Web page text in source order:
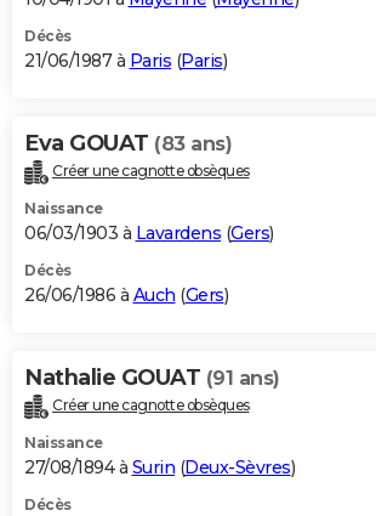
Décès
21/06/1987 à Paris (Paris)
Eva GOUAT (83 ans)
Créer une cagnotte obsèques
Naissance
06/03/1903 à Lavardens (Gers)
Décès
26/06/1986 à Auch (Gers)
Nathalie GOUAT (91 ans)
Créer une cagnotte obsèques
Naissance
27/08/1894 à Surin (Deux-Sèvres)
Décès